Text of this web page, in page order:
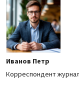
Иванов Петр
Корреспондент